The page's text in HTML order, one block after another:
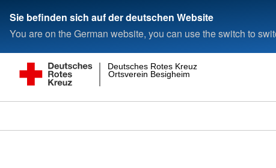
Sie befinden sich auf der deutschen Website
You are on the German website, you can use the switch to
Ortsverein Besigheim
Deutsches Rotes Kreuz